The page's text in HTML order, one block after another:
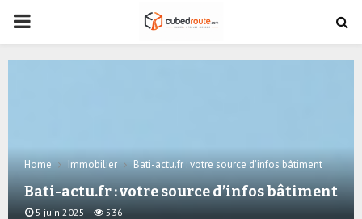
PRIMARY
MENU
Home Immobilier Bati-actu.fr : votre source d’infos bâtiment
Bati-actu.fr : votre source d’infos bâtiment
5 juin 2025 536